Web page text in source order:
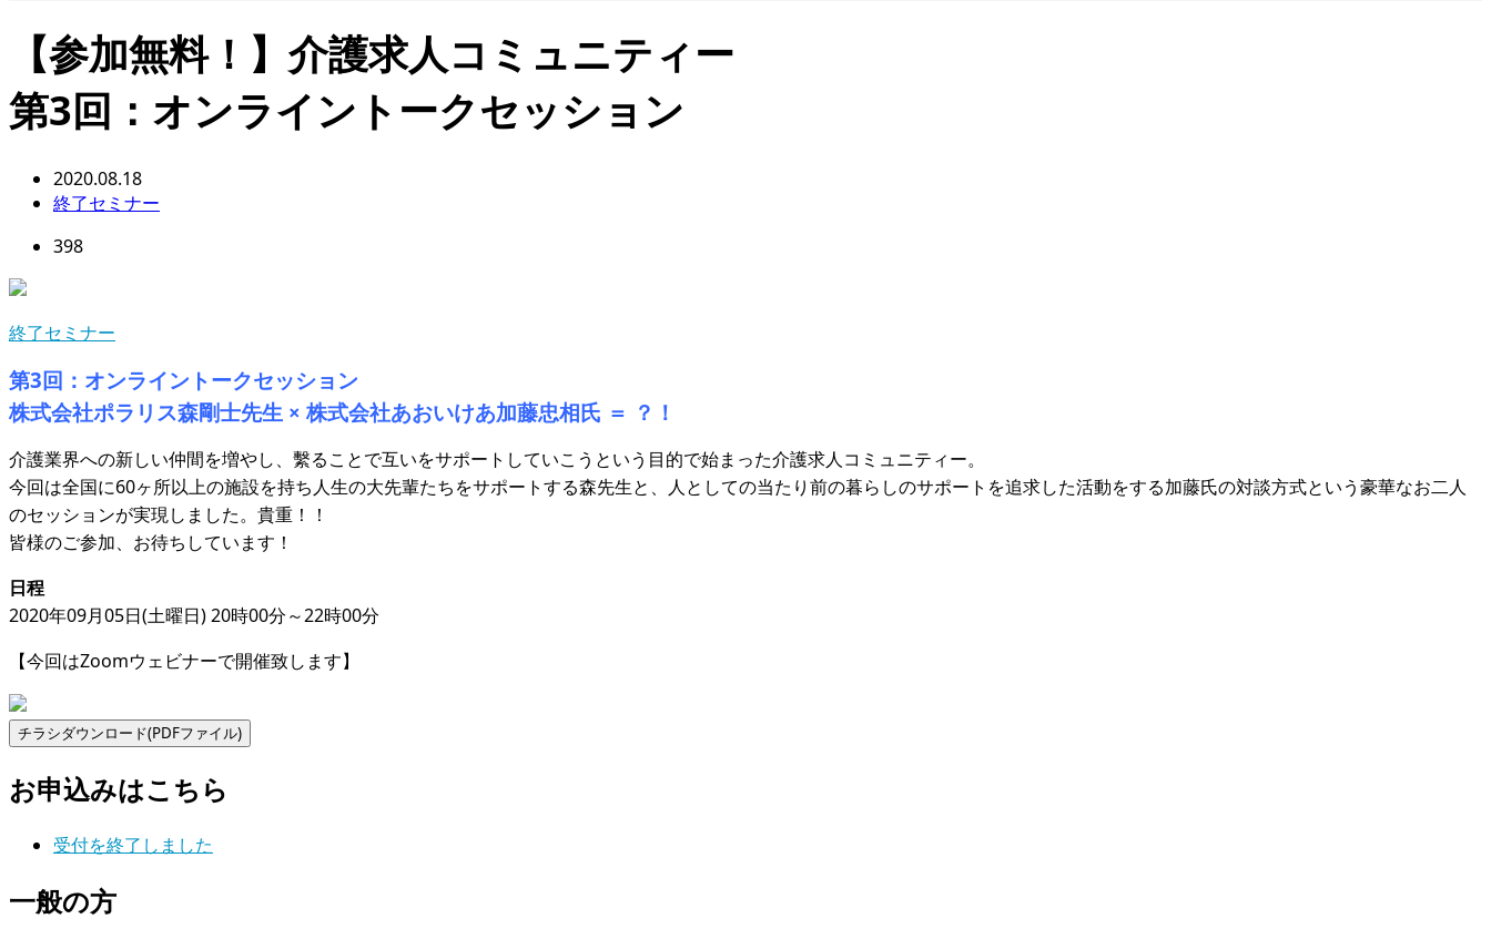
【参加無料！】介護求人コミュニティー
第3回：オンライントークセッション
2020.08.18
終了セミナー
398
終了セミナー
第3回：オンライントークセッション
株式会社ポラリス森剛士先生 × 株式会社あおいけあ加藤忠相氏 ＝ ？！
介護業界への新しい仲間を増やし、繫ることで互いをサポートしていこうという目的で始まった介護求人コミュニティー。
今回は全国に60ヶ所以上の施設を持ち人生の大先輩たちをサポートする森先生と、人としての当たり前の暮らしのサポートを追求した活動をする加藤氏の対談方式という豪華なお二人
のセッションが実現しました。貴重！！
皆様のご参加、お待ちしています！
日程
2020年09月05日(土曜日) 20時00分～22時00分
【今回はZoomウェビナーで開催致します】
お申込みはこちら
受付を終了しました
一般の方